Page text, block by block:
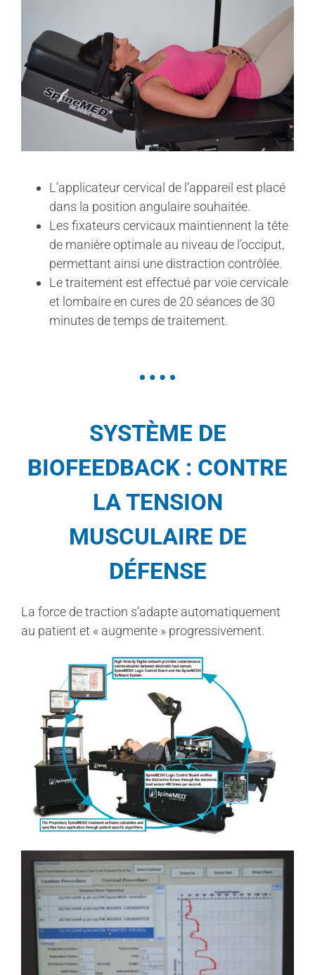
L’applicateur cervical de l’appareil est placé
dans la position angulaire souhaitée.
Les fixateurs cervicaux maintiennent la tête
de manière optimale au niveau de l’occiput,
permettant ainsi une distraction contrôlée.
Le traitement est effectué par voie cervicale
et lombaire en cures de 20 séances de 30
minutes de temps de traitement.
SYSTÈME DE
BIOFEEDBACK : CONTRE
LA TENSION
MUSCULAIRE DE
DÉFENSE
La force de traction s’adapte automatiquement
au patient et « augmente » progressivement.